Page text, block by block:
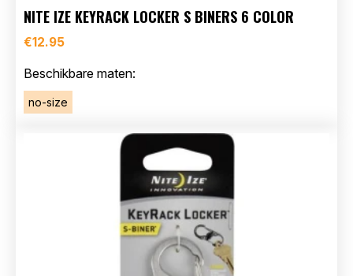
NITE IZE KEYRACK LOCKER S BINERS 6 COLOR
€12.95
Beschikbare maten:
no-size